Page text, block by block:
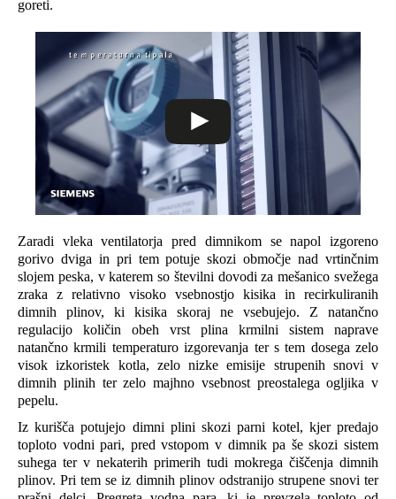
goreti.
Zaradi vleka ventilatorja pred dimnikom se napol izgoreno
gorivo dviga in pri tem potuje skozi območje nad vrtinčnim
slojem peska, v katerem so številni dovodi za mešanico svežega
zraka z relativno visoko vsebnostjo kisika in recirkuliranih
dimnih plinov, ki kisika skoraj ne vsebujejo. Z natančno
regulacijo količin obeh vrst plina krmilni sistem naprave
natančno krmili temperaturo izgorevanja ter s tem dosega zelo
visok izkoristek kotla, zelo nizke emisije strupenih snovi v
dimnih plinih ter zelo majhno vsebnost preostalega ogljika v
pepelu.
Iz kurišča potujejo dimni plini skozi parni kotel, kjer predajo
toploto vodni pari, pred vstopom v dimnik pa še skozi sistem
suhega ter v nekaterih primerih tudi mokrega čiščenja dimnih
plinov. Pri tem se iz dimnih plinov odstranijo strupene snovi ter